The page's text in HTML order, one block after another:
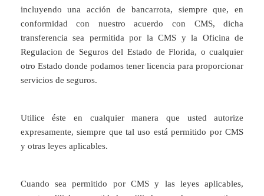
incluyendo una acción de bancarrota, siempre que, en
conformidad con nuestro acuerdo con CMS, dicha
transferencia sea permitida por la CMS y la Oficina de
Regulacion de Seguros del Estado de Florida, o cualquier
otro Estado donde podamos tener licencia para proporcionar
servicios de seguros.
Utilice éste en cualquier manera que usted autorize
expresamente, siempre que tal uso está permitido por CMS
y otras leyes aplicables.
Cuando sea permitido por CMS y las leyes aplicables,